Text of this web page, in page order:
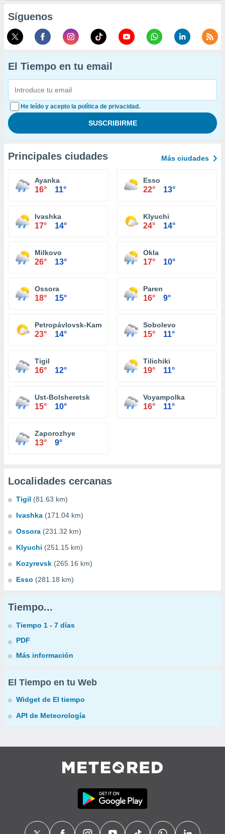
Síguenos
El Tiempo en tu email
He leído y acepto la política de privacidad.
Principales ciudades Más ciudades
Ayanka
16° 11°
Esso
22° 13°
Ivashka
17° 14°
Klyuchi
24° 14°
Milkovo
26° 13°
Okla
17° 10°
Ossora
18° 15°
Paren
16° 9°
Petropávlovsk-Kamchatski
23° 14°
Sobolevo
15° 11°
Tigil
16° 12°
Tilichiki
19° 11°
Ust-Bolsheretsk
15° 10°
Voyampolka
16° 11°
Zaporozhye
13° 9°
Localidades cercanas
Tigil (81.63 km)
Ivashka (171.04 km)
Ossora (231.32 km)
Klyuchi (251.15 km)
Kozyrevsk (265.16 km)
Esso (281.18 km)
Tiempo...
Tiempo 1 - 7 días
PDF
Más información
El Tiempo en tu Web
Widget de El tiempo
API de Meteorología